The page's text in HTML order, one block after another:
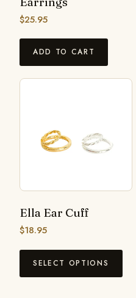
$25.95
ADD TO CART
Ella Ear Cuff
$18.95
SELECT OPTIONS